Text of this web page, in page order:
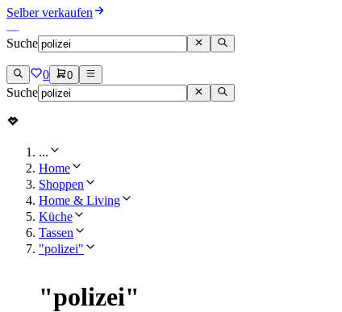
Selber verkaufen
Suche
0 0
Suche
...
Home
Shoppen
Home & Living
Küche
Tassen
"polizei"
"polizei"